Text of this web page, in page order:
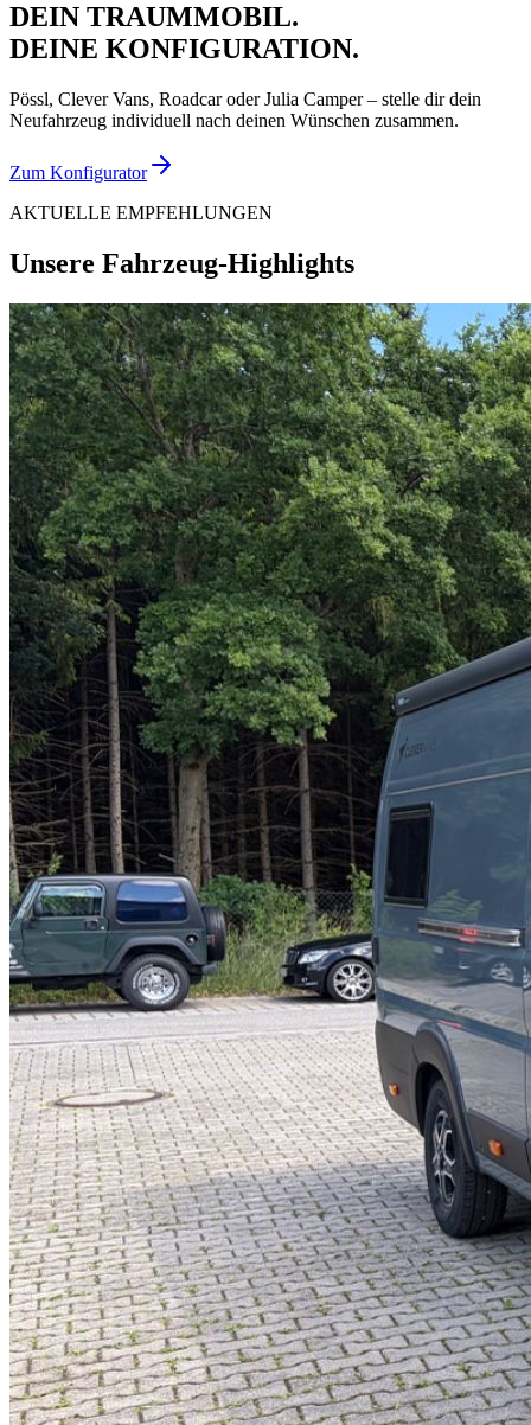
DEIN TRAUMMOBIL.
DEINE KONFIGURATION.
Pössl, Clever Vans, Roadcar oder Julia Camper – stelle dir dein
Neufahrzeug individuell nach deinen Wünschen zusammen.
Zum Konfigurator
AKTUELLE EMPFEHLUNGEN
Unsere Fahrzeug-Highlights